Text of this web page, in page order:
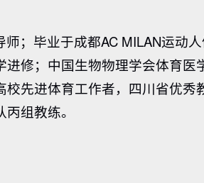
；毕业于成都AC MILAN运动
修；中国生物物理学会体育医
先进体育工作者，四川省优秀
组教练。